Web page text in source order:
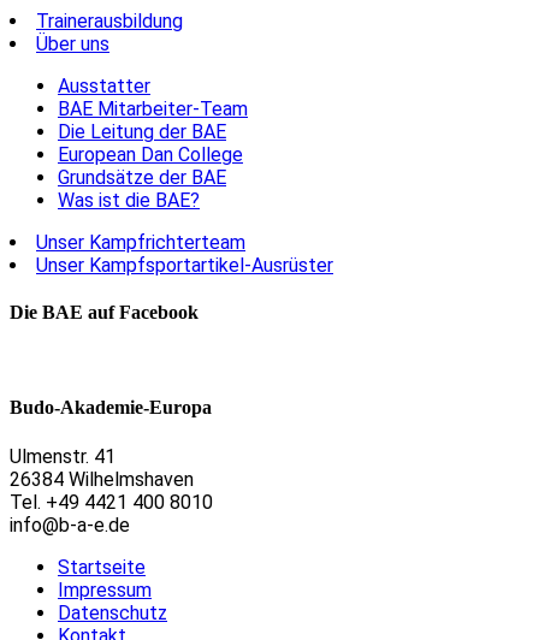
Trainerausbildung
Über uns
Ausstatter
BAE Mitarbeiter-Team
Die Leitung der BAE
European Dan College
Grundsätze der BAE
Was ist die BAE?
Unser Kampfrichterteam
Unser Kampfsportartikel-Ausrüster
Die BAE auf Facebook
Budo-Akademie-Europa
Ulmenstr. 41
26384 Wilhelmshaven
Tel. +49 4421 400 8010
info@b-a-e.de
Startseite
Impressum
Datenschutz
Kontakt